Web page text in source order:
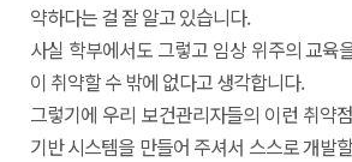
약하다는 걸 잘 알고 있습니다.
사실 학부에서도 그렇고 임상 위주의 교육
이 취약할 수 밖에 없다고 생각합니다.
그렇기에 우리 보건관리자들의 이런 취약
기반 시스템을 만들어 주셔서 스스로 개발